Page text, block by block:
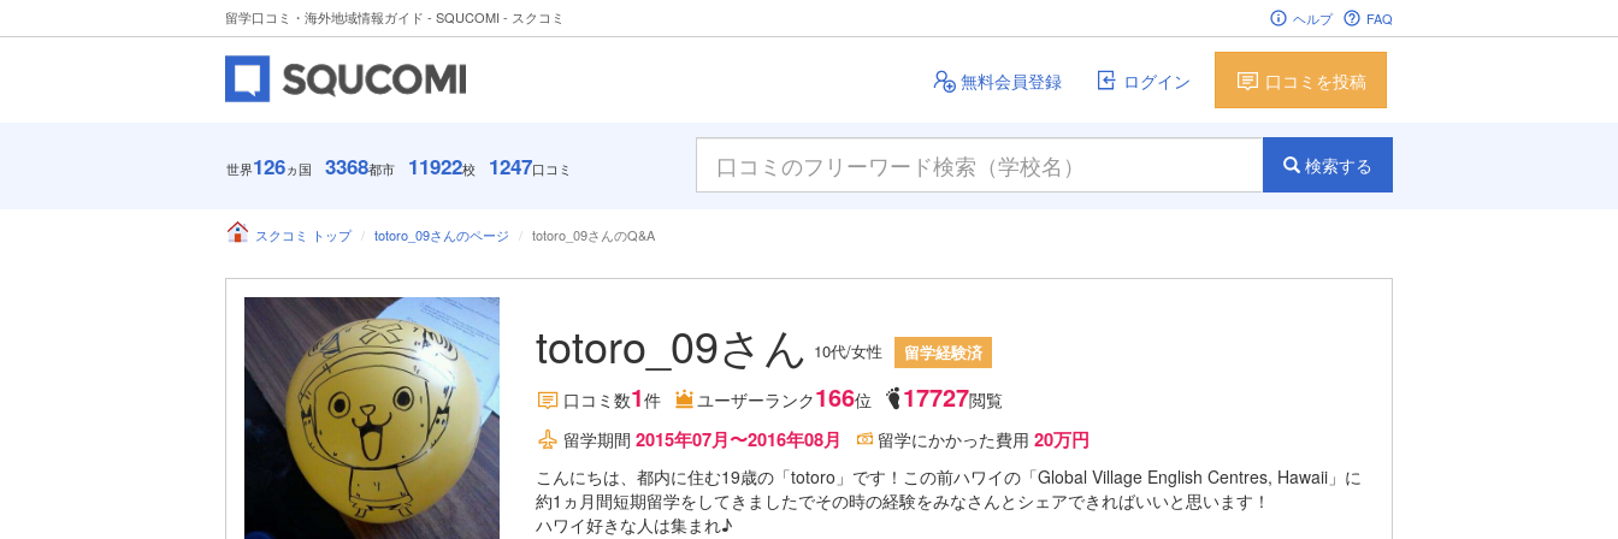
留学口コミ・海外地域情報ガイド - SQUCOMI - スクコミ ヘルプ FAQ
無料会員登録 ログイン 口コミを投稿
世界126ヵ国 3368都市 11922校 1247口コミ 検索する
スクコミ トップ totoro_09さんのページ totoro_09さんのQ&A
totoro_09さん 10代/女性 留学経験済
口コミ数1件 ユーザーランク166位 17727閲覧
留学期間 2015年07月〜2016年08月 留学にかかった費用 20万円
こんにちは、都内に住む19歳の「totoro」です！この前ハワイの「Global Village English Centres, Hawaii」に
約1ヵ月間短期留学をしてきましたでその時の経験をみなさんとシェアできればいいと思います！
ハワイ好きな人は集まれ♪